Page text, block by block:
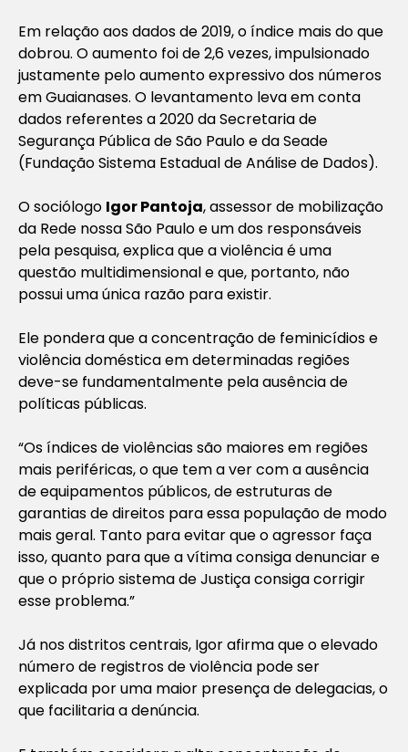
Em relação aos dados de 2019, o índice mais do que
dobrou. O aumento foi de 2,6 vezes, impulsionado
justamente pelo aumento expressivo dos números
em Guaianases. O levantamento leva em conta
dados referentes a 2020 da Secretaria de
Segurança Pública de São Paulo e da Seade
(Fundação Sistema Estadual de Análise de Dados).
O sociólogo Igor Pantoja, assessor de mobilização
da Rede nossa São Paulo e um dos responsáveis
pela pesquisa, explica que a violência é uma
questão multidimensional e que, portanto, não
possui uma única razão para existir.
Ele pondera que a concentração de feminicídios e
violência doméstica em determinadas regiões
deve-se fundamentalmente pela ausência de
políticas públicas.
“Os índices de violências são maiores em regiões
mais periféricas, o que tem a ver com a ausência
de equipamentos públicos, de estruturas de
garantias de direitos para essa população de modo
mais geral. Tanto para evitar que o agressor faça
isso, quanto para que a vítima consiga denunciar e
que o próprio sistema de Justiça consiga corrigir
esse problema.”
Já nos distritos centrais, Igor afirma que o elevado
número de registros de violência pode ser
explicada por uma maior presença de delegacias, o
que facilitaria a denúncia.